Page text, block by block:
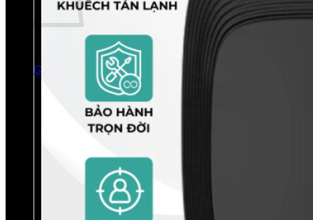
Chưa có sản phẩm trong giỏ hàng.
Quay trở lại cửa hàng